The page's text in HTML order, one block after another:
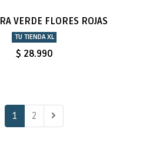
VERDE FLORES ROJAS
TU TIENDA XL
$ 28.990
1 2